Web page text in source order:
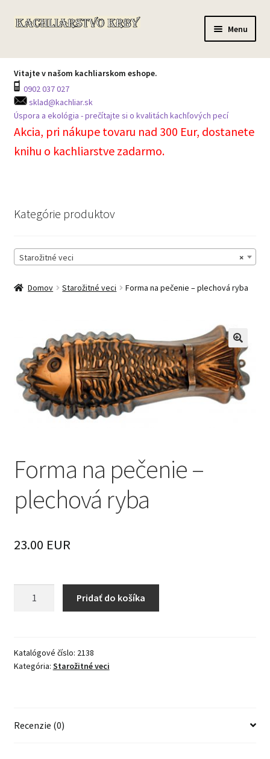
Preskočiť
Preskočiť
Menu
Domov
Všetky produkty
Môj účet
Košík
Kontakt na centrálu
Vitajte v našom kachliarskom eshope.
0902 037 027
sklad@kachliar.sk
Úspora a ekológia - prečítajte si o kvalitách kachľových pecí
Akcia, pri nákupe tovaru nad 300 Eur, dostanete
knihu o kachliarstve zadarmo.
Kategórie produktov
×
Starožitné veci
Domov Starožitné veci Forma na pečenie – plechová ryba
🔍
Forma na pečenie –
plechová ryba
23.00 EUR
-
plechová
Pridať do košíka
Katalógové číslo: 2138
Kategória: Starožitné veci
Recenzie (0)